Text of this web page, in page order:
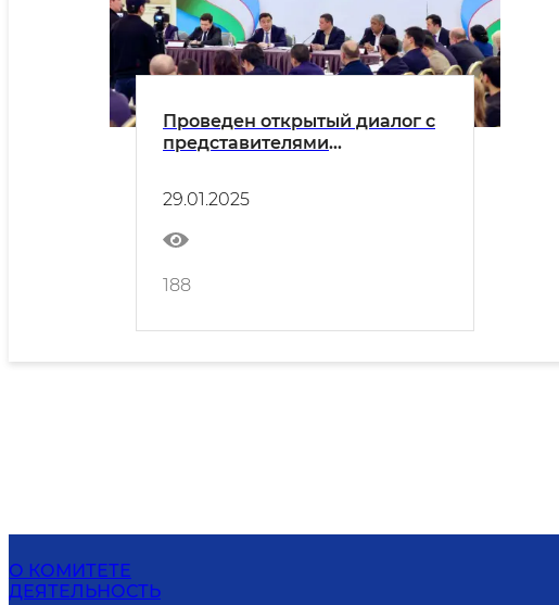
Проведен открытый диалог с
представителями
29.01.2025
188
О КОМИТЕТЕ
ДЕЯТЕЛЬНОСТЬ